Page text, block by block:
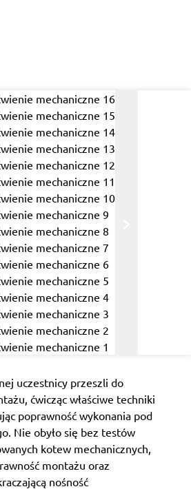
uczestnicy przeszli do
ćwicząc właściwe techniki
poprawność wykonania pod
Nie obyło się bez testów
kotew mechanicznych,
montażu oraz
nośność